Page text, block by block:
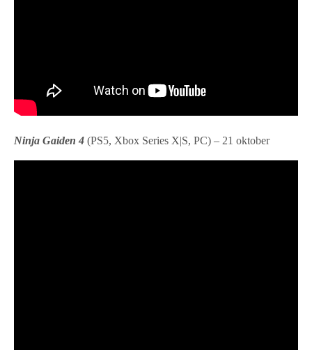
Ninja Gaiden 4 (PS5, Xbox Series X|S, PC) – 21 oktober